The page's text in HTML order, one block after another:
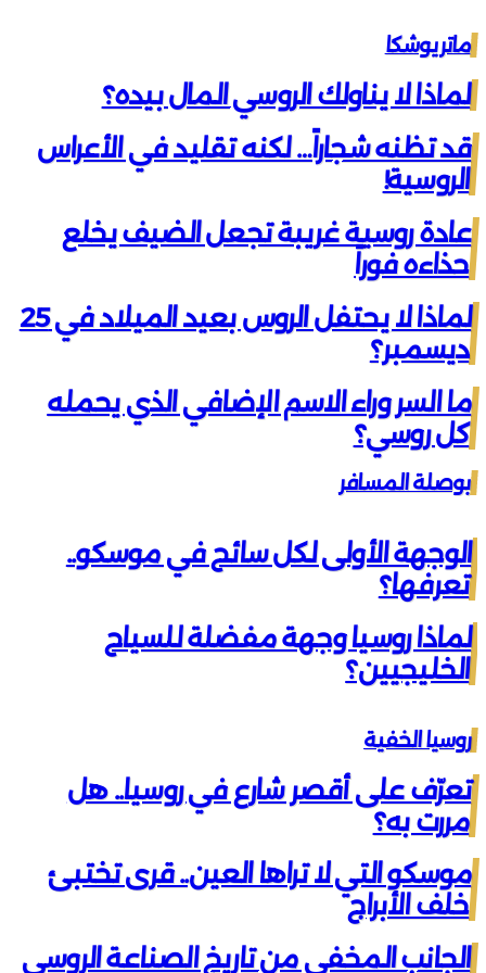
ماتريوشكا
لماذا لا يناولك الروسي المال بيده؟
قد تظنه شجاراً… لكنه تقليد في الأعراس
الروسية!
عادة روسية غريبة تجعل الضيف يخلع
حذاءه فوراً
لماذا لا يحتفل الروس بعيد الميلاد في 25
ديسمبر؟
ما السر وراء الاسم الإضافي الذي يحمله
كل روسي؟
بوصلة المسافر
الوجهة الأولى لكل سائح في موسكو..
تعرفها؟
لماذا روسيا وجهة مفضلة للسياح
الخليجيين؟
روسيا الخفية
تعرّف على أقصر شارع في روسيا.. هل
مررت به؟
موسكو التي لا تراها العين.. قرى تختبئ
خلف الأبراج
الجانب المخفي من تاريخ الصناعة الروسي